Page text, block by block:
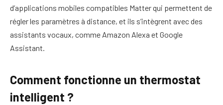
d’applications mobiles compatibles Matter qui permettent de
régler les paramètres à distance, et ils s’intègrent avec des
assistants vocaux, comme Amazon Alexa et Google
Assistant.
Comment fonctionne un thermostat
intelligent ?